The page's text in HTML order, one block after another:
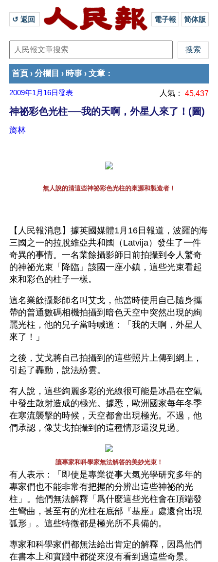
↺ 返回 電子報 简体版
首頁 › 分欄目 › 時事 › 文章 ：
2009年1月16日發表 人氣： 45,437
神祕彩色光柱──我的天啊，外星人來了！(圖)
旖林
無人說的清這些神祕彩色光柱的來源和製造者！
【人民報消息】據英國媒體1月16日報道，波羅的海
三國之一的拉脫維亞共和國（Latvija）發生了一件
奇異的事情。一名業餘攝影師日前拍攝到令人驚奇
的神祕光束「降臨」該國一座小鎮，這些光束看起
來和彩色的柱子一樣。
這名業餘攝影師名叫艾戈，他當時使用自己隨身攜
帶的普通數碼相機拍攝到暗色天空中突然出現的絢
麗光柱，他的兒子當時喊道：「我的天啊，外星人
來了！」
之後，艾戈將自己拍攝到的這些照片上傳到網上，
引起了轟動，說法紛雲。
有人說，這些絢麗多彩的光線很可能是冰晶在空氣
中發生散射造成的極光。據悉，歐洲國家每年冬季
在寒流襲擊的時候，天空都會出現極光。不過，他
們承認，像艾戈拍攝到的這種情形還沒見過。
讓專家和科學家無法解答的美妙光束！
有人表示：「即使是專業從事大氣光學研究多年的
專家們也不能非常有把握的分辨出這些神祕的光
柱」。他們無法解釋「爲什麼這些光柱會在頂端發
生彎曲，甚至有的光柱在底部『基座』處還會出現
弧形」。這些特徵都是極光所不具備的。
專家和科學家們都無法給出肯定的解釋，因爲他們
在書本上和實踐中都從來沒有看到過這些奇景。